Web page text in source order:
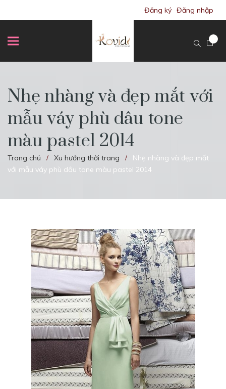
Đăng ký Đăng nhập
Nhẹ nhàng và đẹp mắt với
mẫu váy phù dâu tone
màu pastel 2014
Trang chủ / Xu hướng thời trang /
Nhẹ nhàng và đẹp mắt
với mẫu váy phù dâu tone màu pastel 2014